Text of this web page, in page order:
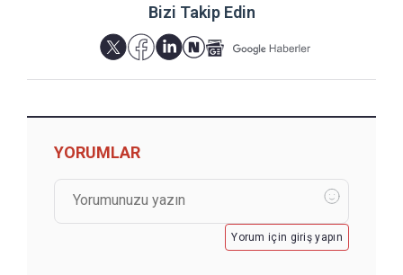
Bizi Takip Edin
YORUMLAR
Yorum için giriş yapın